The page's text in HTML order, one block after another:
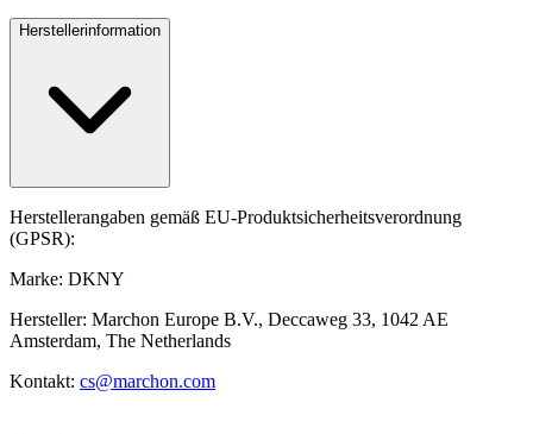
Herstellerinformation
Herstellerangaben gemäß EU-Produktsicherheitsverordnung
(GPSR):
Marke: DKNY
Hersteller: Marchon Europe B.V., Deccaweg 33, 1042 AE
Amsterdam, The Netherlands
Kontakt: cs@marchon.com